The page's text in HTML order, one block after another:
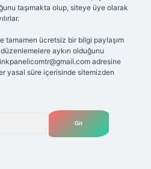
taşımakta olup, siteye üye olarak
tamamen ücretsiz bir bilgi paylaşım
aykırı olduğunu
adresine
yasal süre içerisinde sitemizden